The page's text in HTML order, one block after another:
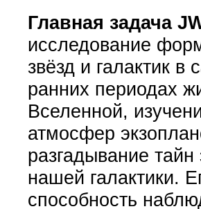
Главная задача
исследование
звёзд и галактик в
ранних периодах
Вселенной,
атмосфер
разгадывание
нашей галактики.
способность